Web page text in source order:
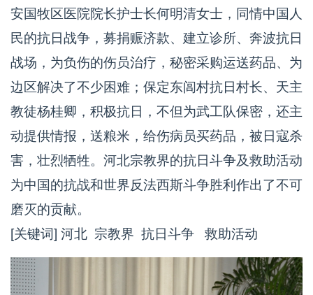
安国牧区医院院长护士长何明清女士，同情中国人
民的抗日战争，募捐赈济款、建立诊所、奔波抗日
战场，为负伤的伤员治疗，秘密采购运送药品、为
边区解决了不少困难；保定东闾村抗日村长、天主
教徒杨桂卿，积极抗日，不但为武工队保密，还主
动提供情报，送粮米，给伤病员买药品，被日寇杀
害，壮烈牺牲。河北宗教界的抗日斗争及救助活动
为中国的抗战和世界反法西斯斗争胜利作出了不可
磨灭的贡献。
[关键词] 河北 宗教界 抗日斗争 救助活动